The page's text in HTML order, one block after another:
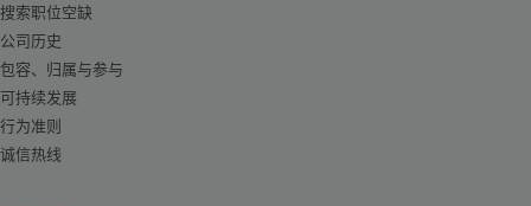
搜索职位空缺
公司历史
包容、归属与参与
可持续发展
行为准则
诚信热线